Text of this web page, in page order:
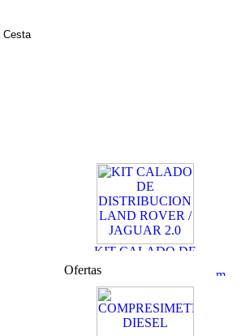
KIT CALADO DE
LAND ROVER /
JAGUAR 2.0
69.99EUR
59.99EUR
---------
Ofertas